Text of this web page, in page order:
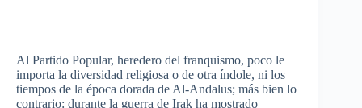
Al Partido Popular, heredero del franquismo, poco le
importa la diversidad religiosa o de otra índole, ni los
tiempos de la época dorada de Al-Andalus; más bien lo
contrario: durante la guerra de Irak ha mostrado